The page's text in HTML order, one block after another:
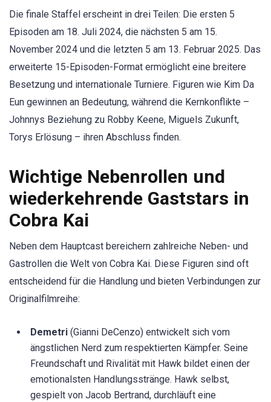
Die finale Staffel erscheint in drei Teilen: Die ersten 5
Episoden am 18. Juli 2024, die nächsten 5 am 15.
November 2024 und die letzten 5 am 13. Februar 2025. Das
erweiterte 15-Episoden-Format ermöglicht eine breitere
Besetzung und internationale Turniere. Figuren wie Kim Da
Eun gewinnen an Bedeutung, während die Kernkonflikte –
Johnnys Beziehung zu Robby Keene, Miguels Zukunft,
Torys Erlösung – ihren Abschluss finden.
Wichtige Nebenrollen und
wiederkehrende Gaststars in
Cobra Kai
Neben dem Hauptcast bereichern zahlreiche Neben- und
Gastrollen die Welt von Cobra Kai. Diese Figuren sind oft
entscheidend für die Handlung und bieten Verbindungen zur
Originalfilmreihe:
Demetri (Gianni DeCenzo) entwickelt sich vom
ängstlichen Nerd zum respektierten Kämpfer. Seine
Freundschaft und Rivalität mit Hawk bildet einen der
emotionalsten Handlungsstränge. Hawk selbst,
gespielt von Jacob Bertrand, durchläuft eine